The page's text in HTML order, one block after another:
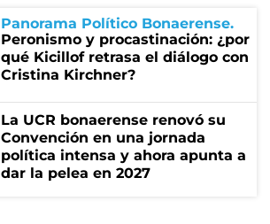
Panorama Político Bonaerense
Peronismo y procastinación: ¿por
qué Kicillof retrasa el diálogo con
Cristina Kirchner?
La UCR bonaerense renovó su
Convención en una jornada
política intensa y ahora apunta a
dar la pelea en 2027